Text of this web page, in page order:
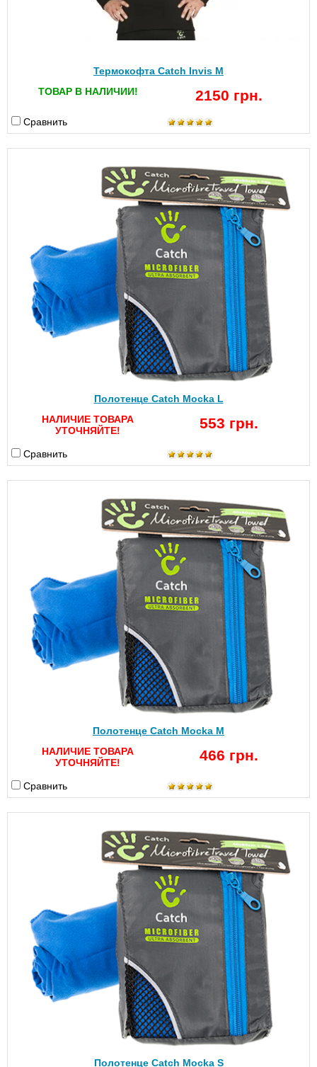
Термокофта Catch Invis M
ТОВАР В НАЛИЧИИ!
2150 грн.
Сравнить
Полотенце Catch Mocka L
НАЛИЧИЕ ТОВАРА
УТОЧНЯЙТЕ!
553 грн.
Сравнить
Полотенце Catch Mocka M
НАЛИЧИЕ ТОВАРА
УТОЧНЯЙТЕ!
466 грн.
Сравнить
Полотенце Catch Mocka S